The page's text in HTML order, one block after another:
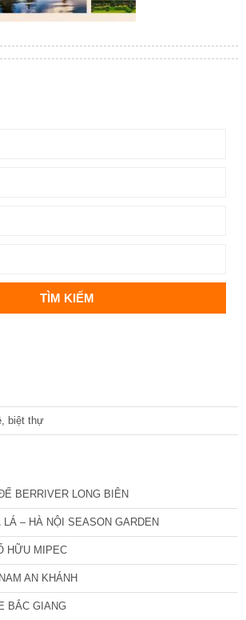
biệt thự
BERRIVER LONG BIÊN
– HÀ NỘI SEASON GARDEN
HỮU MIPEC
AN KHÁNH
BẮC GIANG